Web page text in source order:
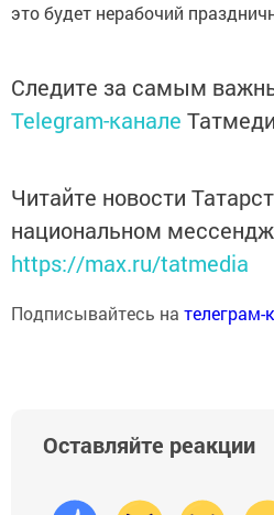
это будет нерабочий
Следите за самым
Telegram-канале
Читайте новости
национальном
https://max.ru/tatmedia
Подписывайтесь на
Оставляйте реакции